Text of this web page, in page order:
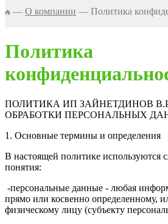
— О компании — Политика
Политика
ПОЛИТИКА ИП ЗАЙНЕТДИНОВ
ОБРАБОТКИ ПЕРСОНАЛЬНЫХ
1. Основные термины и определения
В настоящей политике используются
понятия:
-персональные данные - любая
прямо или косвенно определенному,
физическому лицу (субъекту